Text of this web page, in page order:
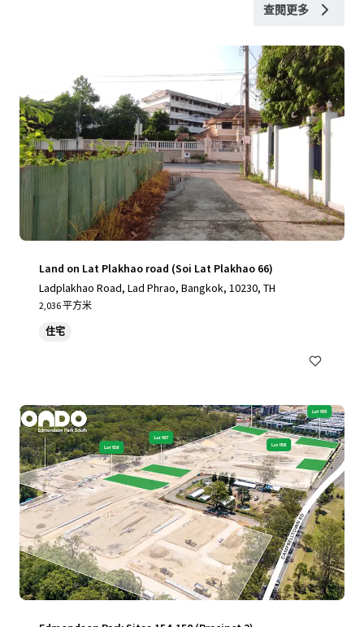
查閱更多
Land on Lat Plakhao road (Soi Lat Plakhao 66)
Ladplakhao Road, Lad Phrao, Bangkok, 10230, TH
2,036 平方米
住宅